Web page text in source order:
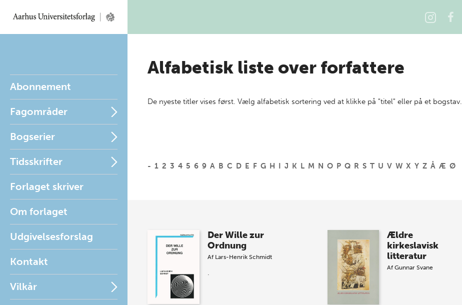
Abonnement
Fagområder
Bogserier
Tidsskrifter
Forlaget skriver
Om forlaget
Udgivelsesforslag
Kontakt
Vilkår
Alfabetisk liste over forfattere
De nyeste titler vises først. Vælg alfabetisk sortering ved at klikke på "titel" eller på et bogstav.
- 1 2 3 4 5 6 9 A B C D E F G H I J K L M N O P Q R S T U V W X Y Z Å Æ Ø
Der Wille zur
Ordnung
Af Lars-Henrik Schmidt
.
Ældre
kirkeslavisk
litteratur
Af Gunnar Svane